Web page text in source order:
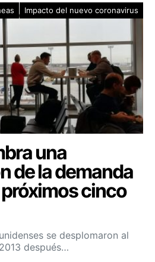
Impacto del nuevo coronavirus
una
de la demanda
cinco
se desplomaron al
después…